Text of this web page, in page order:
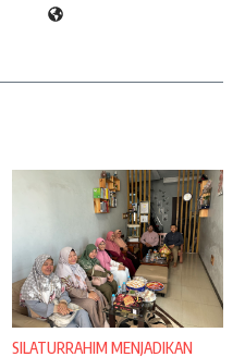
SILATURRAHIM MENJADIKAN